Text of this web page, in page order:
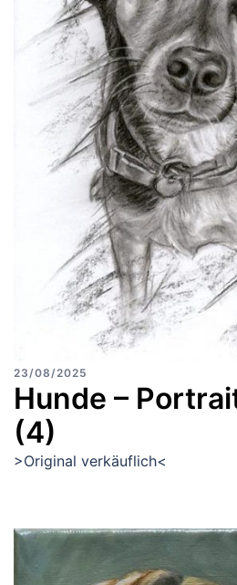
23/08/2025
Hunde –
(4)
>Original verkäuflich<